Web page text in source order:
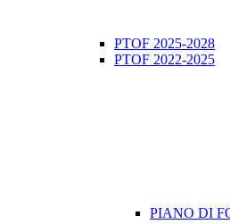
PTOF 2025-2028
PTOF 2022-2025
PIANO DI